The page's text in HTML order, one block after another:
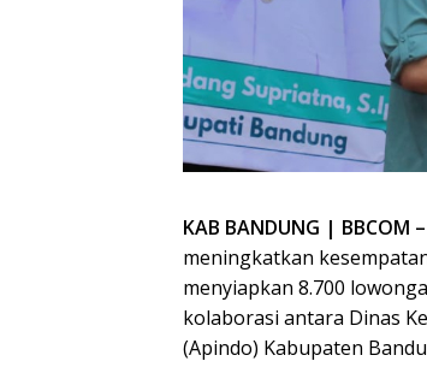
KAB BANDUNG | BBCOM –
meningkatkan
menyiapkan 8.700
kolaborasi antara Dinas
(Apindo) Kabupaten